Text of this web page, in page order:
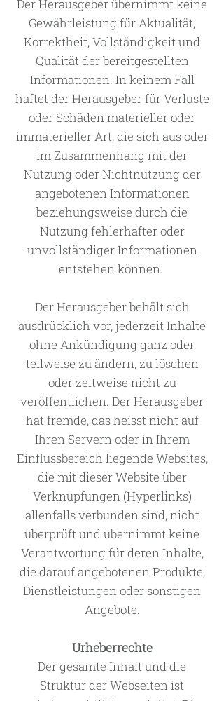
Der Herausgeber übernimmt keine
Gewährleistung für Aktualität,
Korrektheit, Vollständigkeit und
Qualität der bereitgestellten
Informationen. In keinem Fall
haftet der Herausgeber für Verluste
oder Schäden materieller oder
immaterieller Art, die sich aus oder
im Zusammenhang mit der
Nutzung oder Nichtnutzung der
angebotenen Informationen
beziehungsweise durch die
Nutzung fehlerhafter oder
unvollständiger Informationen
entstehen können.
Der Herausgeber behält sich
ausdrücklich vor, jederzeit Inhalte
ohne Ankündigung ganz oder
teilweise zu ändern, zu löschen
oder zeitweise nicht zu
veröffentlichen. Der Herausgeber
hat fremde, das heisst nicht auf
Ihren Servern oder in Ihrem
Einflussbereich liegende Websites,
die mit dieser Website über
Verknüpfungen (Hyperlinks)
allenfalls verbunden sind, nicht
überprüft und übernimmt keine
Verantwortung für deren Inhalte,
die darauf angebotenen Produkte,
Dienstleistungen oder sonstigen
Angebote.
Urheberrechte
Der gesamte Inhalt und die
Struktur der Webseiten ist